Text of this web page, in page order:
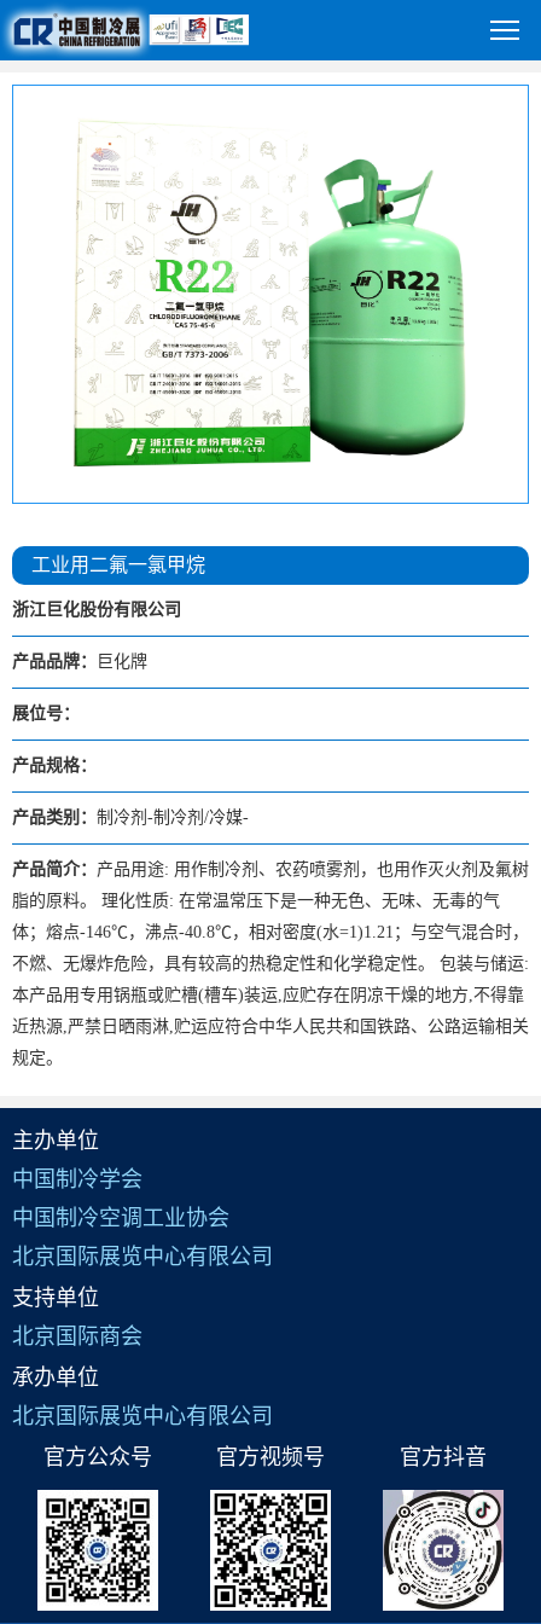
工业用二氟一氯甲烷
浙江巨化股份有限公司
产品品牌： 巨化牌
展位号：
产品规格：
产品类别： 制冷剂-制冷剂/冷媒-
产品简介： 产品用途: 用作制冷剂、农药喷雾剂，也用作灭火剂及氟树
脂的原料。 理化性质: 在常温常压下是一种无色、无味、无毒的气
体；熔点-146℃，沸点-40.8℃，相对密度(水=1)1.21；与空气混合时，
不燃、无爆炸危险，具有较高的热稳定性和化学稳定性。 包装与储运:
本产品用专用锅瓶或贮槽(槽车)装运,应贮存在阴凉干燥的地方,不得靠
近热源,严禁日晒雨淋,贮运应符合中华人民共和国铁路、公路运输相关
规定。
主办单位
中国制冷学会
中国制冷空调工业协会
北京国际展览中心有限公司
支持单位
北京国际商会
承办单位
北京国际展览中心有限公司
官方公众号
官方视频号 官方抖音